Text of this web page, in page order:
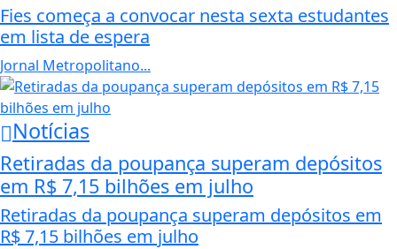
Fies começa a convocar nesta sexta estudantes
em lista de espera
Jornal Metropolitano...
Notícias
Retiradas da poupança superam depósitos
em R$ 7,15 bilhões em julho
Retiradas da poupança superam depósitos em
R$ 7,15 bilhões em julho